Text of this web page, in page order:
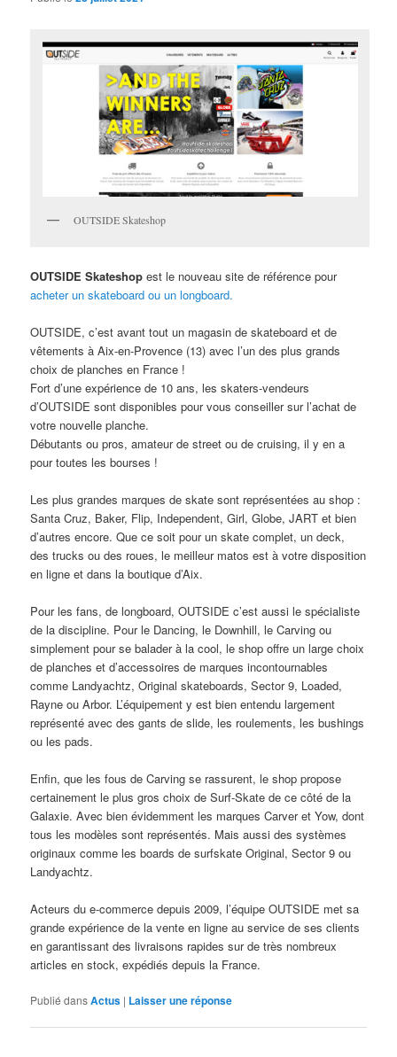
OUTSIDE Skateshop
OUTSIDE Skateshop est le nouveau site de référence pour
acheter un skateboard ou un longboard.
OUTSIDE, c’est avant tout un magasin de skateboard et de
vêtements à Aix-en-Provence (13) avec l’un des plus grands
choix de planches en France !
Fort d’une expérience de 10 ans, les skaters-vendeurs
d’OUTSIDE sont disponibles pour vous conseiller sur l’achat de
votre nouvelle planche.
Débutants ou pros, amateur de street ou de cruising, il y en a
pour toutes les bourses !
Les plus grandes marques de skate sont représentées au shop :
Santa Cruz, Baker, Flip, Independent, Girl, Globe, JART et bien
d’autres encore. Que ce soit pour un skate complet, un deck,
des trucks ou des roues, le meilleur matos est à votre disposition
en ligne et dans la boutique d’Aix.
Pour les fans, de longboard, OUTSIDE c’est aussi le spécialiste
de la discipline. Pour le Dancing, le Downhill, le Carving ou
simplement pour se balader à la cool, le shop offre un large choix
de planches et d’accessoires de marques incontournables
comme Landyachtz, Original skateboards, Sector 9, Loaded,
Rayne ou Arbor. L’équipement y est bien entendu largement
représenté avec des gants de slide, les roulements, les bushings
ou les pads.
Enfin, que les fous de Carving se rassurent, le shop propose
certainement le plus gros choix de Surf-Skate de ce côté de la
Galaxie. Avec bien évidemment les marques Carver et Yow, dont
tous les modèles sont représentés. Mais aussi des systèmes
originaux comme les boards de surfskate Original, Sector 9 ou
Landyachtz.
Acteurs du e-commerce depuis 2009, l’équipe OUTSIDE met sa
grande expérience de la vente en ligne au service de ses clients
en garantissant des livraisons rapides sur de très nombreux
articles en stock, expédiés depuis la France.
Publié dansActus | Laisser une réponse